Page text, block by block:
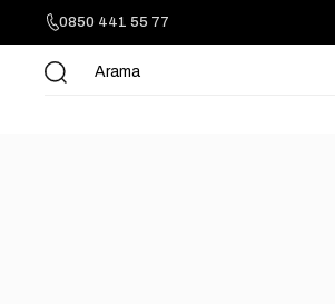
0850 441 55 77